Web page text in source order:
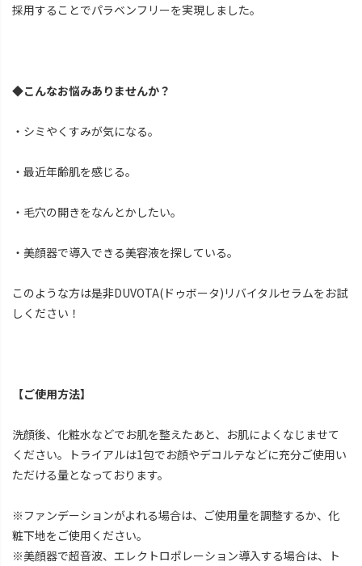
採用することでパラベンフリーを実現しました。
◆こんなお悩みありませんか？
・シミやくすみが気になる。
・最近年齢肌を感じる。
・毛穴の開きをなんとかしたい。
・美顔器で導入できる美容液を探している。
このような方は是非DUVOTA(ドゥボータ)リバイタルセラムをお試
しください！
【ご使用方法】
洗顔後、化粧水などでお肌を整えたあと、お肌によくなじませて
ください。トライアルは1包でお顔やデコルテなどに充分ご使用い
ただける量となっております。
※ファンデーションがよれる場合は、ご使用量を調整するか、化
粧下地をご使用ください。
※美顔器で超音波、エレクトロポレーション導入する場合は、ト